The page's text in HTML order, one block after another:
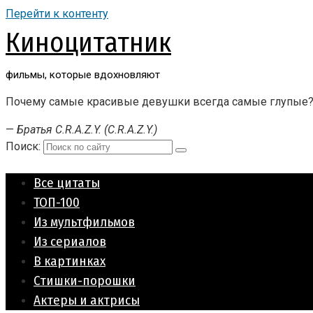
Перейти к контенту
Киноцитатник
фильмы, которые вдохновляют
Почему самые красивые девушки всегда самые глупые?
— Братья C.R.A.Z.Y. (C.R.A.Z.Y.)
Поиск:
Все цитаты
ТОП-100
Из мультфильмов
Из сериалов
В картинках
Стишки-порошки
Актеры и актрисы